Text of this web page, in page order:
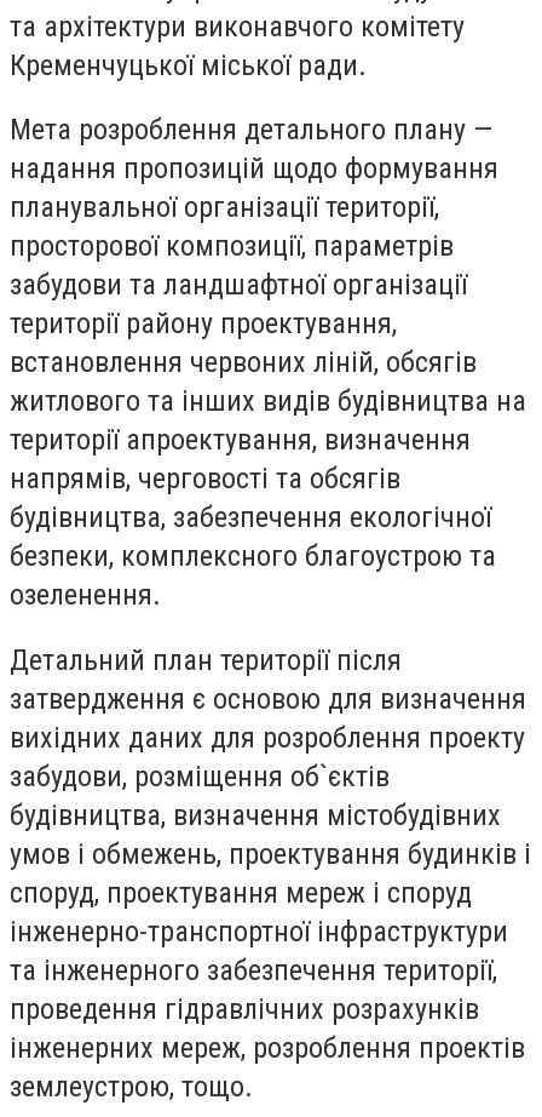
та архітектури виконавчого комітету
Кременчуцької міської ради.
Мета розроблення детального плану —
надання пропозицій щодо формування
планувальної організації території,
просторової композиції, параметрів
забудови та ландшафтної організації
території району проектування,
встановлення червоних ліній, обсягів
житлового та інших видів будівництва на
території апроектування, визначення
напрямів, черговості та обсягів
будівництва, забезпечення екологічної
безпеки, комплексного благоустрою та
озеленення.
Детальний план території після
затвердження є основою для визначення
вихідних даних для розроблення проекту
забудови, розміщення об`єктів
будівництва, визначення містобудівних
умов і обмежень, проектування будинків і
споруд, проектування мереж і споруд
інженерно-транспортної інфраструктури
та інженерного забезпечення території,
проведення гідравлічних розрахунків
інженерних мереж, розроблення проектів
землеустрою, тощо.